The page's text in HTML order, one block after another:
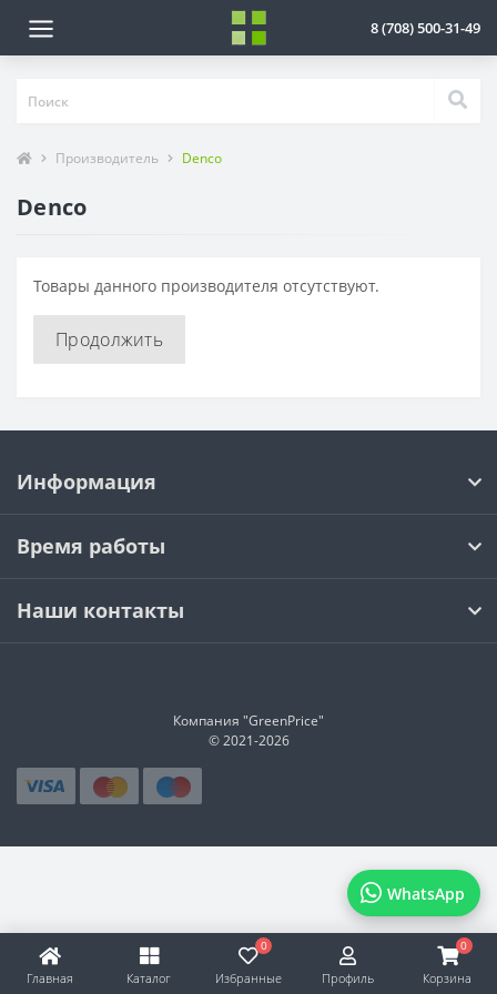
8 (708) 500-31-49
Главная Каталог
0
Избранные Профиль
0
Корзина
Производитель Denco
Denco
Товары данного производителя отсутствуют.
Продолжить
WhatsApp
Информация
Время работы
Наши контакты
Компания "GreenPrice"
© 2021-2026